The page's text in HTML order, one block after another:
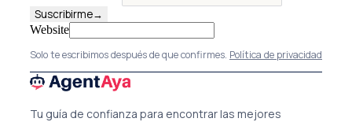
Suscribirme→
Website
Solo te escribimos después de que confirmes. Política de privacidad
Tu guía de confianza para encontrar las mejores